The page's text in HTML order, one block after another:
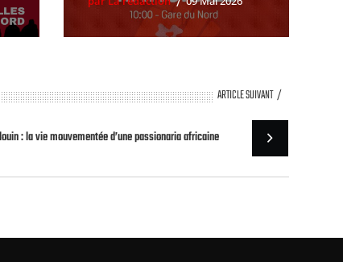
ARTICLE SUIVANT
: la vie mouvementée d’une passionaria africaine